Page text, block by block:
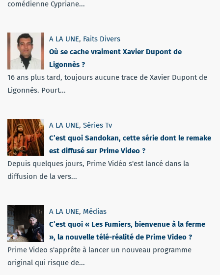
comédienne Cypriane...
A LA UNE, Faits Divers
Où se cache vraiment Xavier Dupont de
Ligonnès ?
16 ans plus tard, toujours aucune trace de Xavier Dupont de
Ligonnès. Pourt...
A LA UNE, Séries Tv
C’est quoi Sandokan, cette série dont le remake
est diffusé sur Prime Video ?
Depuis quelques jours, Prime Vidéo s'est lancé dans la
diffusion de la vers...
A LA UNE, Médias
C’est quoi « Les Fumiers, bienvenue à la ferme
», la nouvelle télé-réalité de Prime Video ?
Prime Video s'apprête à lancer un nouveau programme
original qui risque de...